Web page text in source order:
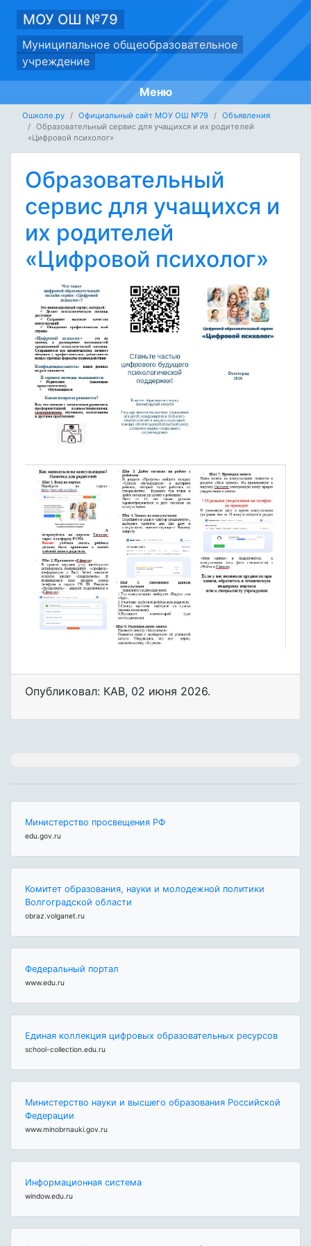
МОУ ОШ №79
Муниципальное общеобразовательное
учреждение
Меню
Ошколе.ру Официальный сайт МОУ ОШ №79
Объявления
Образовательный сервис для учащихся и их родителей
«Цифровой психолог»
Образовательный
сервис для учащихся и
их родителей
«Цифровой психолог»
Опубликовал: КАВ, 02 июня 2026.
Министерство просвещения РФ
edu.gov.ru
Комитет образования, науки и молодежной политики
Волгоградской области
obraz.volganet.ru
Федеральный портал
www.edu.ru
Единая коллекция цифровых образовательных ресурсов
school-collection.edu.ru
Министерство науки и высшего образования Российской
Федерации
www.minobrnauki.gov.ru
Информационная система
window.edu.ru